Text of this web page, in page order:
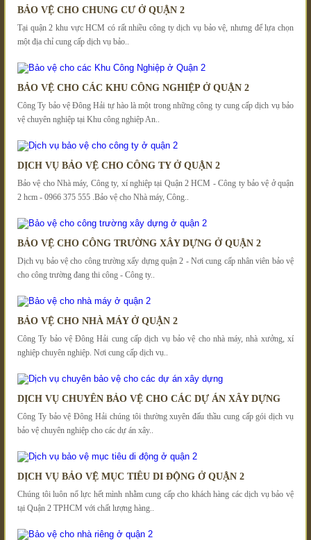
BẢO VỆ CHO CHUNG CƯ Ở QUẬN 2
Tại quận 2 khu vực HCM có rất nhiều công ty dịch vụ bảo vệ, nhưng để lựa chọn
một địa chỉ cung cấp dịch vụ bảo..
BẢO VỆ CHO CÁC KHU CÔNG NGHIỆP Ở QUẬN 2
Công Ty bảo vệ Đông Hải tự hào là một trong những công ty cung cấp dịch vụ bảo
vệ chuyên nghiệp tại Khu công nghiệp An..
DỊCH VỤ BẢO VỆ CHO CÔNG TY Ở QUẬN 2
Bảo vệ cho Nhà máy, Công ty, xí nghiệp tại Quận 2 HCM - Công ty bảo vệ ở quận
2 hcm - 0966 375 555 .Bảo vệ cho Nhà máy, Công..
BẢO VỆ CHO CÔNG TRƯỜNG XÂY DỰNG Ở QUẬN 2
Dịch vụ bảo vệ cho công trường xấy dựng quận 2 - Nơi cung cấp nhân viên bảo vệ
cho công trường đang thi công - Công ty..
BẢO VỆ CHO NHÀ MÁY Ở QUẬN 2
Công Ty bảo vệ Đông Hải cung cấp dịch vụ bảo vệ cho nhà máy, nhà xưởng, xí
nghiệp chuyên nghiệp. Nơi cung cấp dịch vụ..
DỊCH VỤ CHUYÊN BẢO VỆ CHO CÁC DỰ ÁN XÂY DỰNG
Công Ty bảo vệ Đông Hải chúng tôi thường xuyên đấu thầu cung cấp gói dịch vụ
bảo vệ chuyên nghiệp cho các dự án xây..
DỊCH VỤ BẢO VỆ MỤC TIÊU DI ĐỘNG Ở QUẬN 2
Chúng tôi luôn nổ lực hết mình nhằm cung cấp cho khách hàng các dịch vụ bảo vệ
tại Quận 2 TPHCM với chất lượng hàng..